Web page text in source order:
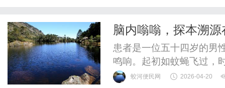
脑内嗡嗡，探本溯
思路
患者是一位五十四岁的男
鸣响。起初如蚊蝇飞过，
剧，转为持续不断的蝉鸣
蛟河便民网 2026-04-20